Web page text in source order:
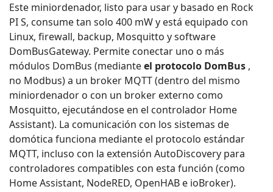
Este miniordenador, listo para usar y basado en Rock
PI S, consume tan solo 400 mW y está equipado con
Linux, firewall, backup, Mosquitto y software
DomBusGateway. Permite conectar uno o más
módulos DomBus (medianteel protocolo DomBus ,
no Modbus) a un broker MQTT (dentro del mismo
miniordenador o con un broker externo como
Mosquitto, ejecutándose en el controlador Home
Assistant). La comunicación con los sistemas de
domótica funciona mediante el protocolo estándar
MQTT, incluso con la extensión AutoDiscovery para
controladores compatibles con esta función (como
Home Assistant, NodeRED, OpenHAB e ioBroker).